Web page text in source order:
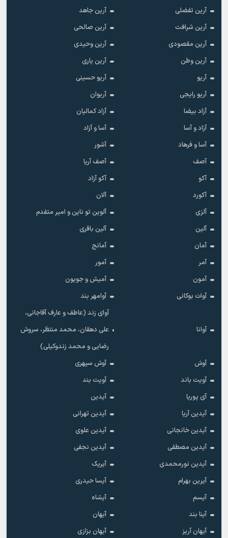
آرین تفضلی
آرین جاهد
آرین شرافت
آرین صالحی
آرین مقصودی
آرین وحیدی
آرین وطن
آرین یاری
آریو
آریو حسینی
آریو رایجی
آریوان
آزاد بیضا
آزاد کمالیان
آزاد و آسا
آسا و آزاد
آسا و فرهاد
آشور
آصف
آصف آریا
آکو
آکو آزاد
آکورد
آلان
آلزی
آلوین تو ناین و امیر متفدم
آلین
آلین باقری
آمان
آمانج
آمر
آمور
آمون
آمیش و جویون
آوات بوکانی
آوامهر بند
آوانا
آوای زند (عاطف و عارف آقاجانی،
علی دهقان، محمد منتظر، سروش
رضایی و محمد زندوکیلی)
آوش
آوش سپهری
آویت باند
آویت بند
آی پوریا
آیدین
آیدین آریا
آیدین تهرانی
آیدین خانجانی
آیدین علوی
آیدین مصطفی
آیدین نجفی
آیدین نورمحمدی
آیریک
آیرین بهرام
آیسا حیدری
آیسم
آیشاه
آینا بند
آیهان
آیهان آریز
آیهان بزازی